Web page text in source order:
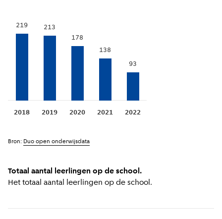
Totaal aantal leerlingen op de school.
Het totaal aantal leerlingen op de school.
2018
219
2019
213
2020
178
2021
138
2022
93
Bron: Duo open onderwijsdata